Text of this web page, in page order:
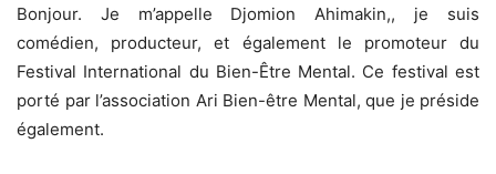
Bonjour. Je m’appelle Djomion Ahimakin,, je suis
comédien, producteur, et également le promoteur du
Festival International du Bien-Être Mental. Ce festival est
porté par l’association Ari Bien-être Mental, que je préside
également.